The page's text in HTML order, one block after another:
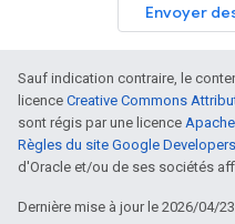
Envoyer
Sauf indication contraire, le
licence Creative Commons
sont régis par une licence
Règles du site Google Developers
d'Oracle et/ou de ses sociétés
Dernière mise à jour le 2026/04/23